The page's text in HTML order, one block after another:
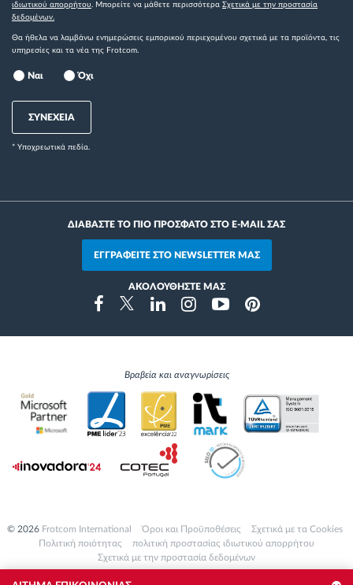
ιδιωτικού απορρήτου. Μπορείτε να μάθετε περισσότερα Σχετικά με την προστασία
δεδομένων.
Θα ήθελα να λαμβάνω ενημερώσεις εμπορικού περιεχομένου σχετικά με τα προϊόντα, τις
υπηρεσίες και τα νέα της Frotcom.
Ναι Όχι
ΣΥΝΕΧΕΙΑ
* Yποχρεωτικά πεδία.
ΔΙΑΒΑΣΤΕ ΤΟ ΠΙΟ ΠΡΟΣΦΑΤΟ ΣΤΟ E-MAIL ΣΑΣ
ΕΓΓΡΑΦΕΙΤΕ ΣΤΟ NEWSLETTER ΜΑΣ
ΑΚΟΛΟΥΘΗΣΤΕ ΜΑΣ
FacebookTwitterLinkedinInstragramYoutubePinterest
Βραβεία και αναγνωρίσεις
© 2026 Frotcom International Όροι και Προϋποθέσεις
Σχετικά με τα Cookies
Πολιτική ποιότητας
πολιτική προστασίας ιδιωτικού απορρήτου
Σχετικά με την προστασία δεδομένων